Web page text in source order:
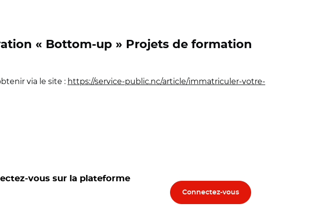
« Bottom-up » Projets de formation
via le site : https://service-public.nc/article/immatriculer-votre-
vous sur la plateforme
Connectez-vous